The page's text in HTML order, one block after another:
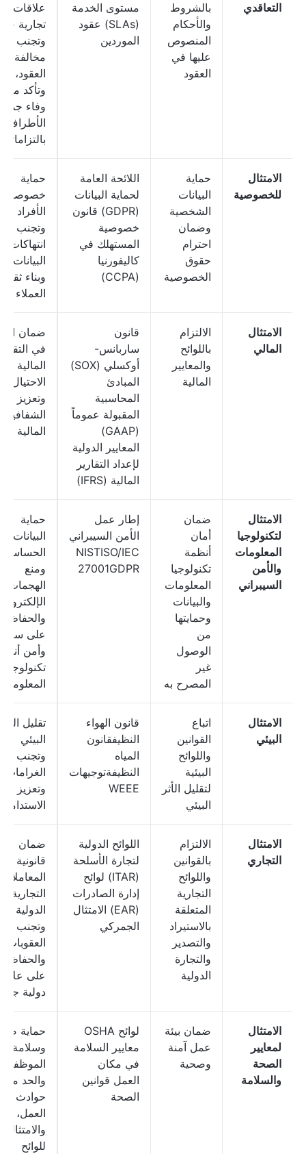
التعاقدي
بالشروط
والأحكام
المنصوص
عليها في
العقود
مستوى الخدمة
(SLAs) عقود
الموردين
علاقات
تجارية
وتجنب
مخالفة
العقود،
وتأكد من
وفاء جميع
الأطراف
بالتزاماتهم
الامتثال
للخصوصية
حماية
البيانات
الشخصية
وضمان
احترام
حقوق
الخصوصية
اللائحة العامة
لحماية البيانات
(GDPR) قانون
خصوصية
المستهلك في
كاليفورنيا
(CCPA)
حماية
خصوصية
الأفراد
وتجنب
انتهاكات
البيانات
وبناء ثقة
العملاء
الامتثال
المالي
الالتزام
باللوائح
والمعايير
المالية
قانون
ساربانس-
أوكسلي (SOX)
المبادئ
المحاسبية
المقبولة عموماً
(GAAP)
المعايير الدولية
لإعداد التقارير
المالية (IFRS)
ضمان
في
المالية
الاحتيال
وتعزيز
الشفافية
المالية
الامتثال
لتكنولوجيا
المعلومات
والأمن
السيبراني
ضمان
أمان
أنظمة
تكنولوجيا
المعلومات
والبيانات
وحمايتها
من
الوصول
غير
المصرح به
إطار عمل
الأمن السيبراني
NISTISO/IEC
27001GDPR
حماية
البيانات
الحساسة
ومنع
الهجمات
الإلكترونية
والحفاظ
على
وأمن
تكنولوجيا
المعلومات
الامتثال
البيئي
اتباع
القوانين
واللوائح
البيئية
لتقليل الأثر
البيئي
قانون الهواء
النظيفقانون
المياه
النظيفةتوجيهات
WEEE
تقليل الأثر
البيئي
وتجنب
الغرامات
وتعزيز
الاستدامة
الامتثال
التجاري
الالتزام
بالقوانين
واللوائح
التجارية
المتعلقة
بالاستيراد
والتصدير
والتجارة
الدولية
اللوائح الدولية
لتجارة الأسلحة
(ITAR) لوائح
إدارة الصادرات
(EAR) الامتثال
الجمركي
ضمان
قانونية
المعاملات
التجارية
الدولية
وتجنب
العقوبات
والحفاظ
على
دولية
الامتثال
لمعايير
الصحة
والسلامة
ضمان بيئة
عمل آمنة
وصحية
لوائح OSHA
معايير السلامة
في مكان
العمل قوانين
الصحة
حماية
وسلامة
والحد من
حوادث
العمل،
والامتثال
للوائح